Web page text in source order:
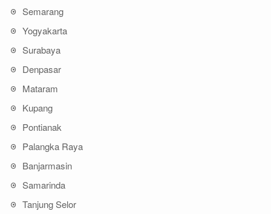
Semarang
Yogyakarta
Surabaya
Denpasar
Mataram
Kupang
Pontianak
Palangka Raya
Banjarmasin
Samarinda
Tanjung Selor